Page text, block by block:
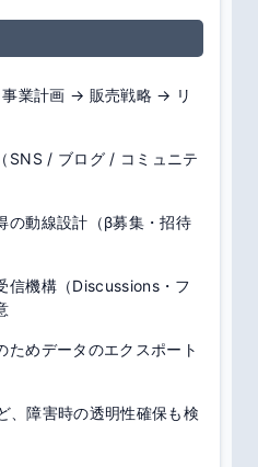
業計画 → 販売戦略 → リ
SNS / ブログ / コミュニテ
の動線設計（β募集・招待
信機構（Discussions・フ
ためデータのエクスポート
、障害時の透明性確保も検